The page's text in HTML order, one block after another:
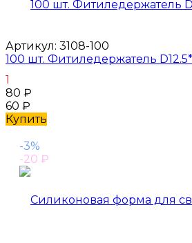
Артикул: 3108-100
100 шт. Фитиледержатель
1
80 ₽
60 ₽
Купить
-3%
-20 ₽